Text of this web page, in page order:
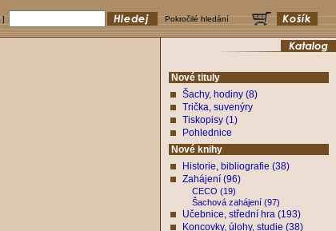
] Pokročilé hledání
Nové tituly
Šachy, hodiny (8)
Trička, suvenýry
Tiskopisy (1)
Pohlednice
Nové knihy
Historie, bibliografie (38)
Zahájení (96)
CECO (19)
Šachová zahájení (97)
Učebnice, střední hra (193)
Koncovky, úlohy, studie (38)